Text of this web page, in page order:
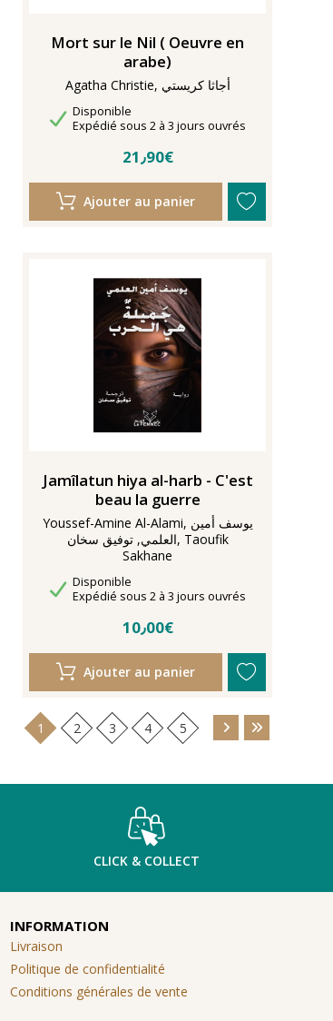
Mort sur le Nil ( Oeuvre en
arabe)
Agatha Christie, أجاثا كريستي
Disponibilité
Disponible
Délais de livraison
Expédié sous 2 à 3 jours ouvrés
21٫90€
Ajouter au panier
Jamîlatun hiya al-harb - C'est
beau la guerre
Youssef-Amine Al-Alami, يوسف أمين
العلمي, توفيق سخان, Taoufik
Sakhane
Disponibilité
Disponible
Délais de livraison
Expédié sous 2 à 3 jours ouvrés
10٫00€
Ajouter au panier
1 2 3 4 5
CLICK & COLLECT
INFORMATION
Livraison
Politique de confidentialité
Conditions générales de vente